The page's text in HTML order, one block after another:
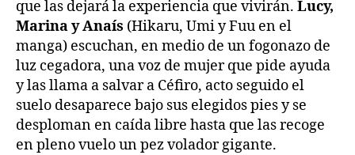
que las dejará la experiencia que vivirán. Lucy,
Marina y Anaís (Hikaru, Umi y Fuu en el
manga) escuchan, en medio de un fogonazo de
luz cegadora, una voz de mujer que pide ayuda
y las llama a salvar a Céfiro, acto seguido el
suelo desaparece bajo sus elegidos pies y se
desploman en caída libre hasta que las recoge
en pleno vuelo un pez volador gigante.